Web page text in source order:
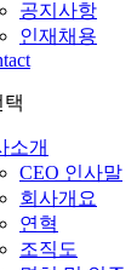
공지사항
인재채용
소개
CEO 인사말
회사개요
연혁
조직도